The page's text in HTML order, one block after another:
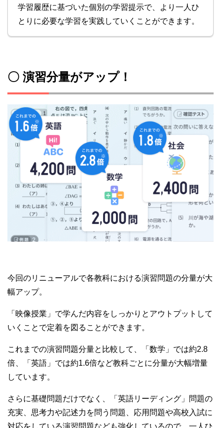
学習履歴に基づいた個別の学習提示で、より一人ひ
とりに必要な学習を実践していくことができます。
〇 演習分量がアップ！
今回のリニューアルで各教科における演習問題の分量が大
幅アップ。
「映像授業」で学んだ内容をしっかりとアウトプットして
いくことで定着を図ることができます。
これまでの演習問題分量と比較して、「数学」では約2.8
倍、「英語」では約1.6倍など教科ごとに分量が大幅増量
しています。
さらに基礎問題だけでなく、「英語リーディング」問題の
充実、思考力や記述力を問う問題、応用問題や高校入試に
対応をしている演習問題なども強化しているので、一人ひ